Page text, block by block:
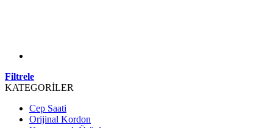
Filtrele
KATEGORİLER
Cep Saati
Orijinal Kordon